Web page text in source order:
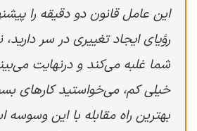
این عامل قانون دو دقیقه را
رؤیای ایجاد تغییری در سر
شما غلبه می‌کند و درنهایت
خیلی کم، می‌خواستید کارهای
بهترین راه مقابله با این وسوسه